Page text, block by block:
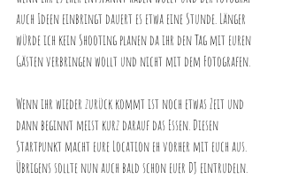
auch Ideen einbringt dauert es etwa eine Stunde. Länger
würde ich kein Shooting planen da ihr den Tag mit euren
Gästen verbringen wollt und nicht mit dem Fotografen.
Wenn ihr wieder zurück kommt ist noch etwas Zeit und
dann beginnt meist kurz darauf das Essen. Diesen
Startpunkt macht eure Location eh vorher mit euch aus.
Übrigens sollte nun auch bald schon euer DJ eintrudeln.